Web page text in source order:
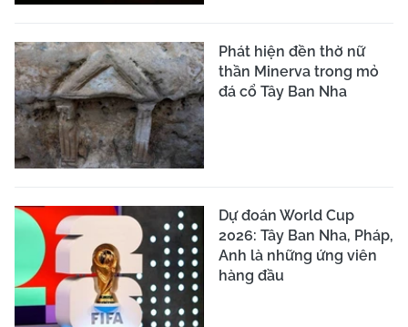
Phát hiện đền thờ nữ
thần Minerva trong mỏ
đá cổ Tây Ban Nha
Dự đoán World Cup
2026: Tây Ban Nha, Pháp,
Anh là những ứng viên
hàng đầu